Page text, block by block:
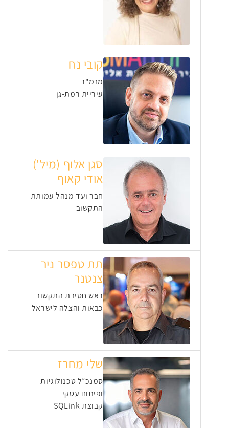
קובי נח
מנמ"ר
עיריית רמת-גן
סגן אלוף (מיל')
אודי קאוף
חבר ועד מנהל עמותת
התקשוב
תת טפסר ניר
צנטנר
ראש חטיבת התקשוב
כבאות והצלה לישראל
שלי מחרז
סמנכ״ל טכנולוגיות
ופיתוח עסקי
קבוצת SQLink